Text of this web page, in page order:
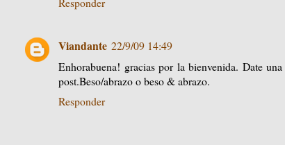
Viandante 22/9/09 14:49
Enhorabuena! gracias por la bienvenida. Date
post.Beso/abrazo o beso & abrazo.
Responder